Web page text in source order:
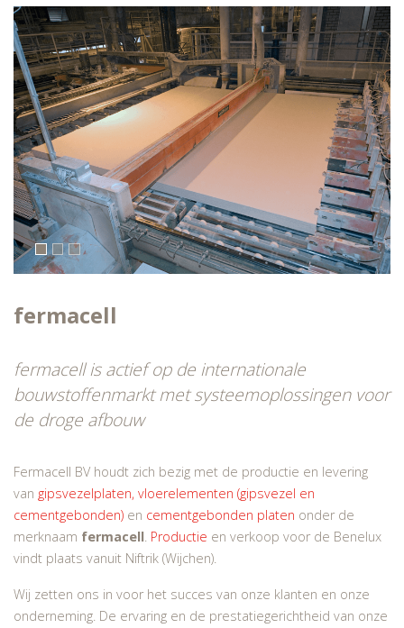
fermacell
fermacell is actief op de internationale
bouwstoffenmarkt met systeemoplossingen voor
de droge afbouw
Fermacell BV houdt zich bezig met de productie en levering
van gipsvezelplaten, vloerelementen (gipsvezel en
cementgebonden) en cementgebonden platen onder de
merknaam fermacell. Productie en verkoop voor de Benelux
vindt plaats vanuit Niftrik (Wijchen).
Wij zetten ons in voor het succes van onze klanten en onze
onderneming. De ervaring en de prestatiegerichtheid van onze